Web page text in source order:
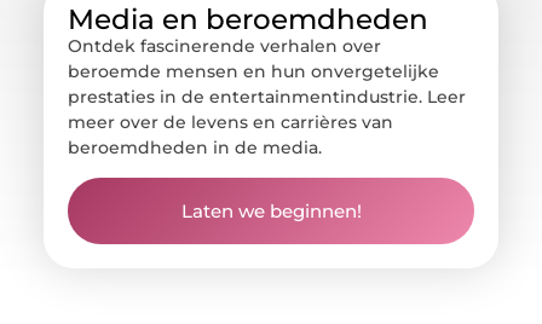
Media en beroemdheden
Ontdek fascinerende verhalen over
beroemde mensen en hun onvergetelijke
prestaties in de entertainmentindustrie. Leer
meer over de levens en carrières van
beroemdheden in de media.
Laten we beginnen!